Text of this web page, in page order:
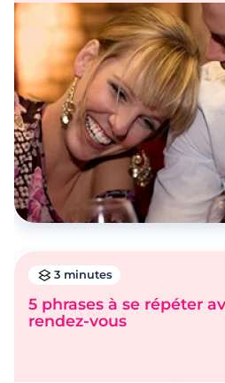
3 minutes
5 phrases à se répéter
rendez-vous